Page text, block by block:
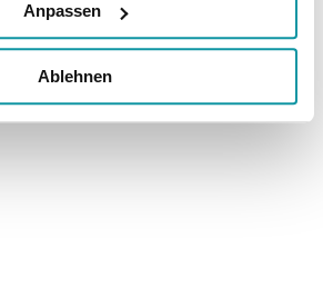
Anpassen
Ablehnen